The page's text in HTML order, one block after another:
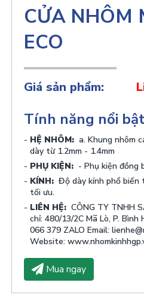
CỬA NHÔM
ECO
Giá sản phẩm:
Tính năng nổi
HỆ NHÔM: a. Khung nhôm
dày từ 1.2mm - 1.4mm
PHỤ KIỆN: - Phụ kiện đồng
KÍNH: Độ dày kính phổ biến
tối ưu.
LIÊN HỆ: CÔNG TY TNHH
chỉ: 480/13/2C Mã Lò, P.
066 379 ZALO Email:
Website:
Mua ngay